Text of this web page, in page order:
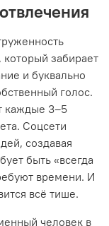
забирает
и буквально
голос.
каждые 3–5
Соцсети
создавая
быть «всегда
времени. И
всё тише.
человек в